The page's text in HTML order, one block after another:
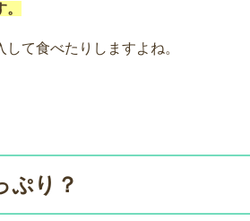
て食べたりしますよね。
ぷり？